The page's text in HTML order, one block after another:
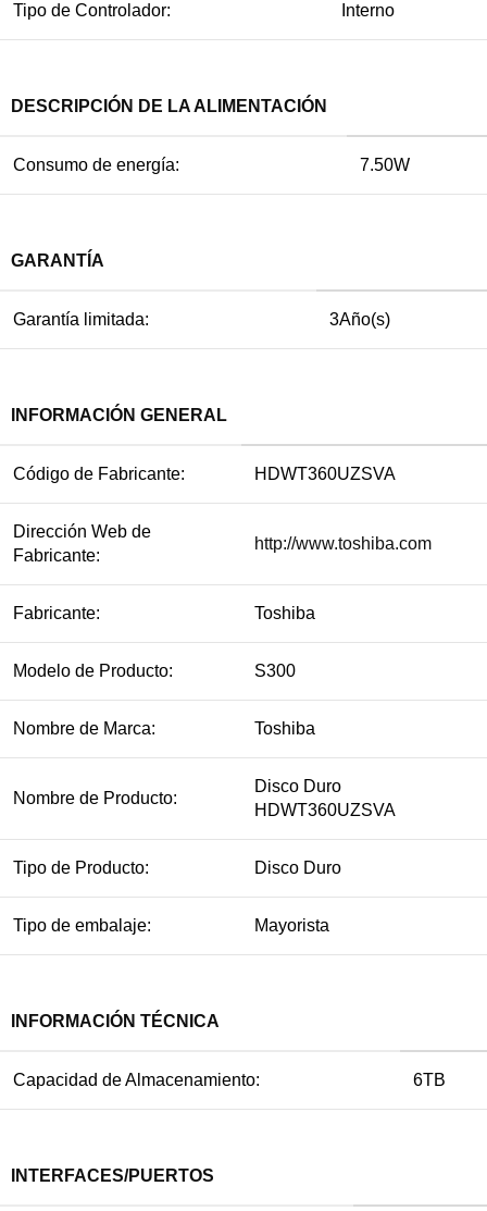
Tipo de Controlador: Interno
DESCRIPCIÓN DE LA ALIMENTACIÓN
Consumo de energía: 7.50W
GARANTÍA
Garantía limitada: 3Año(s)
INFORMACIÓN GENERAL
Código de Fabricante: HDWT360UZSVA
Dirección Web de
Fabricante:
http://www.toshiba.com
Fabricante: Toshiba
Modelo de Producto: S300
Nombre de Marca: Toshiba
Nombre de Producto:
Disco Duro
HDWT360UZSVA
Tipo de Producto: Disco Duro
Tipo de embalaje: Mayorista
INFORMACIÓN TÉCNICA
Capacidad de Almacenamiento: 6TB
INTERFACES/PUERTOS